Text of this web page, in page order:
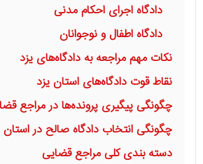
دادگاه اجرای احکام مدنی
دادگاه اطفال و نوجوانان
نکات مهم مراجعه به دادگاه‌های یزد
نقاط قوت دادگاه‌های استان یزد
چگونگی پیگیری پرونده‌ها در مراجع
چگونگی انتخاب دادگاه صالح در استان
دسته بندی کلی مراجع قضایی